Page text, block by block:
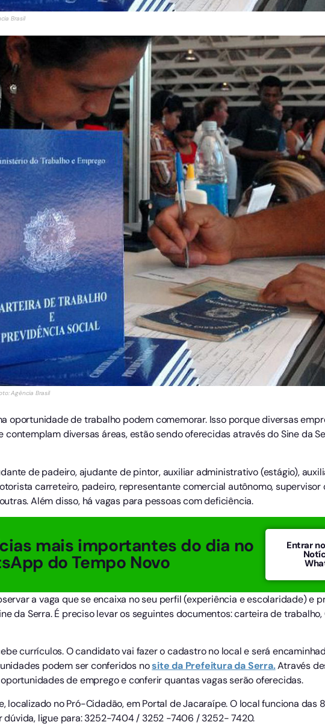
Brasil
Agência Brasil
oportunidade de trabalho podem comemorar. Isso porque diversas
contemplam diversas áreas, estão sendo oferecidas através do Sine da
de padeiro, ajudante de pintor, auxiliar administrativo (estágio),
carreteiro, padeiro, representante comercial autônomo, supervisor
Além disso, há vagas para pessoas com deficiência.
mais importantes do dia no
do Tempo Novo
Entrar
a vaga que se encaixa no seu perfil (experiência e escolaridade) e
da Serra. É preciso levar os seguintes documentos: carteira de trabalho,
currículos. O candidato vai fazer o cadastro no local e será
podem ser conferidos nosite da Prefeitura da Serra.Através
de emprego e conferir quantas vagas serão oferecidas.
localizado no Pró-Cidadão, em Portal de Jacaraípe. O local funciona das
ligue para: 3252-7404 / 3252 -7406 / 3252- 7420.